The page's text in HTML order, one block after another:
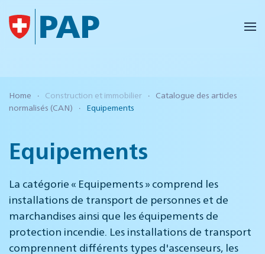
Accéder au contenu principal
Home Construction et immobilier
Catalogue des articles
normalisés (CAN)
Equipements
Equipements
La catégorie « Equipements » comprend les
installations de transport de personnes et de
marchandises ainsi que les équipements de
protection incendie. Les installations de transport
comprennent différents types d'ascenseurs, les